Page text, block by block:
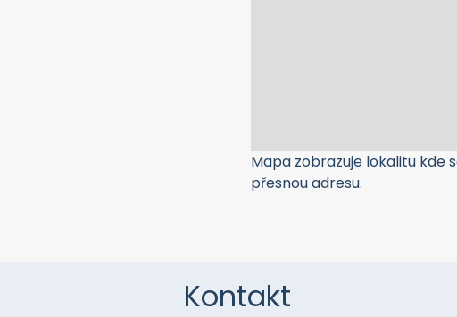
Mapa zobrazuje lokalitu kde
přesnou adresu.
Kontakt